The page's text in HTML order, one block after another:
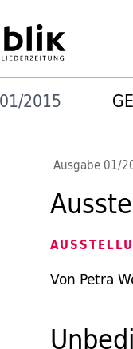
2015
Ausgabe 01/
Von Petra